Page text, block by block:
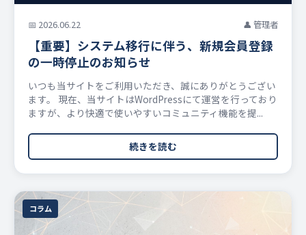
📅 2026.06.22 👤 管理者
【重要】システム移行に伴う、新規会員登録
の一時停止のお知らせ
いつも当サイトをご利用いただき、誠にありがとうござい
ます。 現在、当サイトはWordPressにて運営を行っており
ますが、より快適で使いやすいコミュニティ機能を提...
続きを読む
コラム